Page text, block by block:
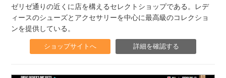
ゼリゼ通りの近くに店を構えるセレクトショップである。レデ
ィースのシューズとアクセサリーを中心に最高級のコレクショ
ンを提供している。
ショップサイトへ 詳細を確認する